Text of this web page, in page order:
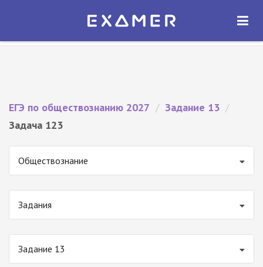
Экзамер — ЕГЭ 2027
ОТКРЫТЬ
ЕГЭ по обществознанию 2027 / Задание 13 /
Задача 123
Обществознание
Задания
Задание 13